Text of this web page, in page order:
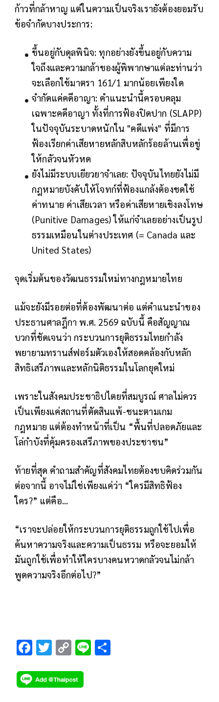
ก้าวที่กล้าหาญ แต่ในความเป็นจริงเรายังต้องยอมรับ
ข้อจำกัดบางประการ:
ขึ้นอยู่กับดุลพินิจ: ทุกอย่างยังขึ้นอยู่กับความ
ใจถึงและความกล้าของผู้พิพากษาแต่ละท่านว่า
จะเลือกใช้มาตรา 161/1 มากน้อยเพียงใด
จำกัดแค่คดีอาญา: คำแนะนำนี้ครอบคลุม
เฉพาะคดีอาญา ทั้งที่การฟ้องปิดปาก (SLAPP)
ในปัจจุบันระบาดหนักใน "คดีแพ่ง" ที่มีการ
ฟ้องเรียกค่าเสียหายหลักสิบหลักร้อยล้านเพื่อขู่
ให้กลัวจนหัวหด
ยังไม่มีระบบเยียวยาจำเลย: ปัจจุบันไทยยังไม่มี
กฎหมายบังคับให้โจทก์ที่ฟ้องแกล้งต้องชดใช้
ค่าทนาย ค่าเสียเวลา หรือค่าเสียหายเชิงลงโทษ
(Punitive Damages) ให้แก่จำเลยอย่างเป็นรูป
ธรรมเหมือนในต่างประเทศ (= Canada และ
United States)
จุดเริ่มต้นของวัฒนธรรมใหม่ทางกฎหมายไทย
แม้จะยังมีรอยต่อที่ต้องพัฒนาต่อ แต่คำแนะนำของ
ประธานศาลฎีกา พ.ศ. 2569 ฉบับนี้ คือสัญญาณ
บวกที่ชัดเจนว่า กระบวนการยุติธรรมไทยกำลัง
พยายามทรานส์ฟอร์มตัวเองให้สอดคล้องกับหลัก
สิทธิเสรีภาพและหลักนิติธรรมในโลกยุคใหม่
เพราะในสังคมประชาธิปไตยที่สมบูรณ์ ศาลไม่ควร
เป็นเพียงแค่สถานที่ตัดสินแพ้-ชนะตามเกม
กฎหมาย แต่ต้องทำหน้าที่เป็น “พื้นที่ปลอดภัยและ
โล่กำบังที่คุ้มครองเสรีภาพของประชาชน”
ท้ายที่สุด คำถามสำคัญที่สังคมไทยต้องขบคิดร่วมกัน
ต่อจากนี้ อาจไม่ใช่เพียงแค่ว่า “ใครมีสิทธิฟ้อง
ใคร?” แต่คือ...
“เราจะปล่อยให้กระบวนการยุติธรรมถูกใช้ไปเพื่อ
ค้นหาความจริงและความเป็นธรรม หรือจะยอมให้
มันถูกใช้เพื่อทำให้ใครบางคนหวาดกลัวจนไม่กล้า
พูดความจริงอีกต่อไป?”
F
e
b
T
tt
er
C
p
y
Li